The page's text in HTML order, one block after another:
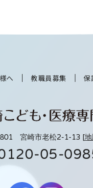
へ 教職員募集 保
宮崎市老松2-1-13 [
05-